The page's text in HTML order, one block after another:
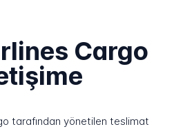
Cargo
tarafından yönetilen teslimat